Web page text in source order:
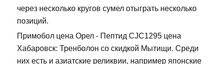
через несколько кругов сумел отыграть несколько
позиций.
Примобол цена Орел - Пептид CJC1295 цена
Хабаровск: Тренболон со скидкой Мытищи. Среди
них есть и азиатские реликвии, например японские